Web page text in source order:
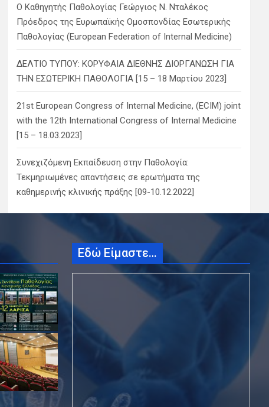
Ο Καθηγητής Παθολογίας Γεώργιος Ν. Νταλέκος
Πρόεδρος της Ευρωπαϊκής Ομοσπονδίας Εσωτερικής
Παθολογίας (European Federation of Internal Medicine)
ΔΕΛΤΙΟ ΤΥΠΟΥ: ΚΟΡΥΦΑΙΑ ΔΙΕΘΝΗΣ ΔΙΟΡΓΑΝΩΣΗ ΓΙΑ
ΤΗΝ ΕΣΩΤΕΡΙΚΗ ΠΑΘΟΛΟΓΙΑ [15 – 18 Μαρτίου 2023]
21st European Congress of Internal Medicine, (ECIM) joint
with the 12th International Congress of Internal Medicine
[15 – 18.03.2023]
Συνεχιζόμενη Εκπαίδευση στην Παθολογία:
Τεκμηριωμένες απαντήσεις σε ερωτήματα της
καθημερινής κλινικής πράξης [09-10.12.2022]
Εδώ Είμαστε…